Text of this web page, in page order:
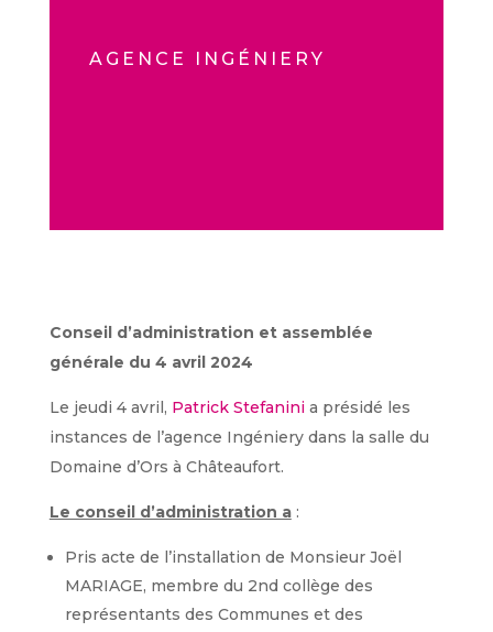
AGENCE INGÉNIERY
Conseil d’administration et assemblée
générale du 4 avril 2024
Le jeudi 4 avril, Patrick Stefaninia présidé les
instances de l’agence Ingéniery dans la salle du
Domaine d’Ors à Châteaufort.
Le conseil d’administration a:
Pris acte de l’installation de Monsieur Joël
MARIAGE, membre du 2nd collège des
représentants des Communes et des